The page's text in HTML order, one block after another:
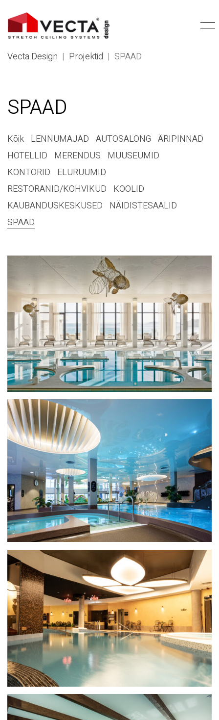
Vecta Design | Projektid | SPAAD
SPAAD
Kõik LENNUMAJAD AUTOSALONG ÄRIPINNAD
HOTELLID MERENDUS MUUSEUMID
KONTORID ELURUUMID
RESTORANID/KOHVIKUD KOOLID
KAUBANDUSKESKUSED NÄIDISTESAALID
SPAAD